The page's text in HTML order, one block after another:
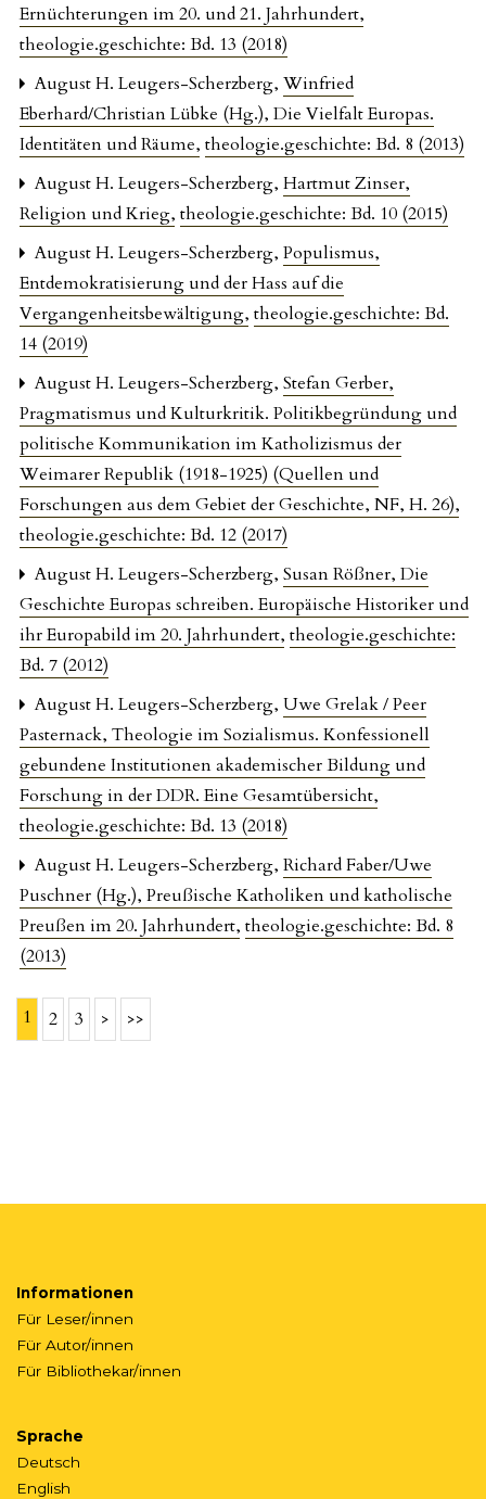
Ernüchterungen im 20. und 21. Jahrhundert,
theologie.geschichte: Bd. 13 (2018)
August H. Leugers-Scherzberg, Winfried
Eberhard/Christian Lübke (Hg.), Die Vielfalt Europas.
Identitäten und Räume, theologie.geschichte: Bd. 8 (2013)
August H. Leugers-Scherzberg, Hartmut Zinser,
Religion und Krieg, theologie.geschichte: Bd. 10 (2015)
August H. Leugers-Scherzberg, Populismus,
Entdemokratisierung und der Hass auf die
Vergangenheitsbewältigung, theologie.geschichte: Bd.
14 (2019)
August H. Leugers-Scherzberg, Stefan Gerber,
Pragmatismus und Kulturkritik. Politikbegründung und
politische Kommunikation im Katholizismus der
Weimarer Republik (1918-1925) (Quellen und
Forschungen aus dem Gebiet der Geschichte, NF, H. 26),
theologie.geschichte: Bd. 12 (2017)
August H. Leugers-Scherzberg, Susan Rößner, Die
Geschichte Europas schreiben. Europäische Historiker und
ihr Europabild im 20. Jahrhundert, theologie.geschichte:
Bd. 7 (2012)
August H. Leugers-Scherzberg, Uwe Grelak / Peer
Pasternack, Theologie im Sozialismus. Konfessionell
gebundene Institutionen akademischer Bildung und
Forschung in der DDR. Eine Gesamtübersicht,
theologie.geschichte: Bd. 13 (2018)
August H. Leugers-Scherzberg, Richard Faber/Uwe
Puschner (Hg.), Preußische Katholiken und katholische
Preußen im 20. Jahrhundert, theologie.geschichte: Bd. 8
(2013)
1 2 3 > >>
Informationen
Für Leser/innen
Für Autor/innen
Für Bibliothekar/innen
Sprache
Deutsch
English